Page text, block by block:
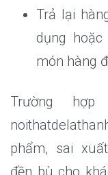
Trả lại
dụng
món hàng
Trường
phẩm, sai
đền bù cho